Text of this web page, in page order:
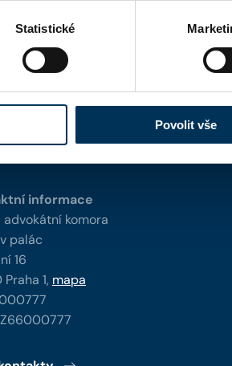
Statistické
Povolit vše
informace
advokátní komora
palác
16
Praha 1, mapa